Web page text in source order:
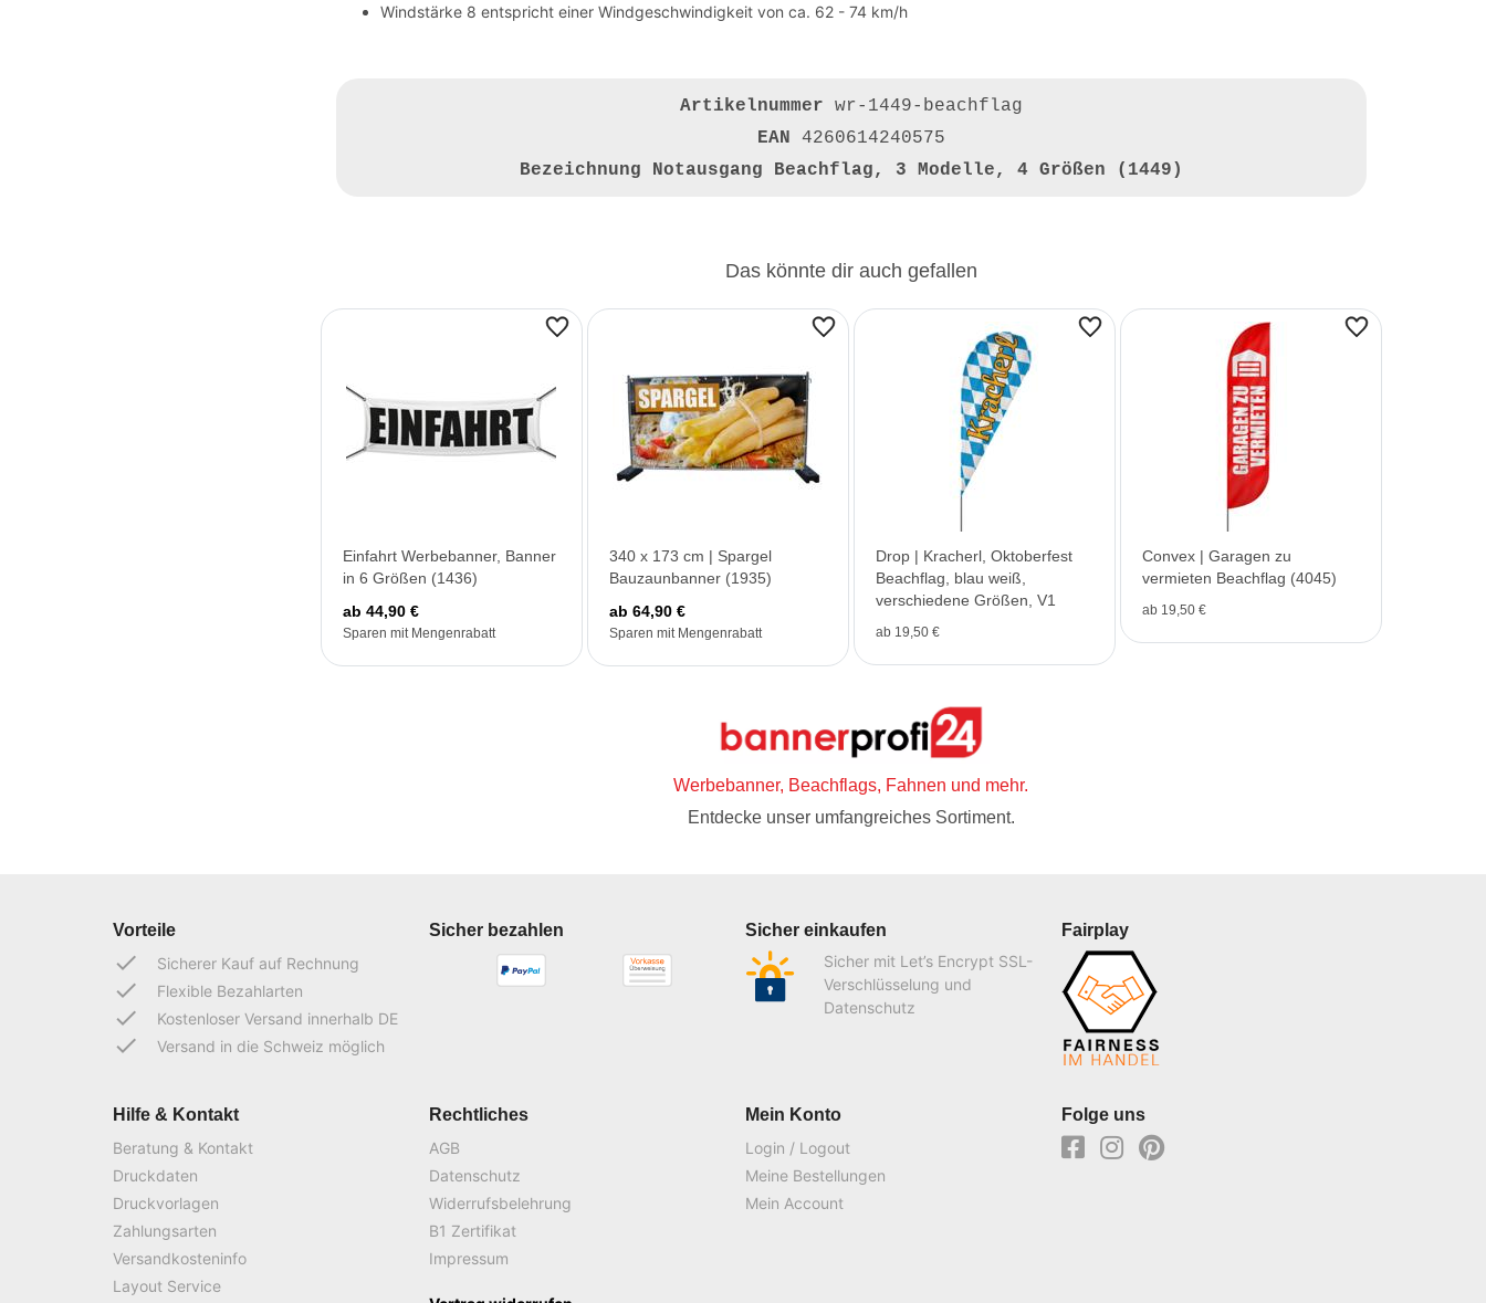
Windstärke 8 entspricht einer Windgeschwindigkeit von ca. 62 - 74 km/h
Artikelnummer wr-1449-beachflag
EAN 4260614240575
Bezeichnung Notausgang Beachflag, 3 Modelle, 4 Größen (1449)
Das könnte dir auch gefallen
Einfahrt Werbebanner, Banner
in 6 Größen (1436)
ab 44,90 €
Sparen mit Mengenrabatt
340 x 173 cm | Spargel
Bauzaunbanner (1935)
ab 64,90 €
Sparen mit Mengenrabatt
Drop | Kracherl, Oktoberfest
Beachflag, blau weiß,
verschiedene Größen, V1
ab 19,50 €
Convex | Garagen zu
vermieten Beachflag (4045)
ab 19,50 €
Werbebanner, Beachflags, Fahnen und mehr.
Entdecke unser umfangreiches Sortiment.
Vorteile
done Sicherer Kauf auf Rechnung
done Flexible Bezahlarten
done Kostenloser Versand innerhalb DE
done Versand in die Schweiz möglich
Sicher bezahlen
Sicher einkaufen
Sicher mit Let’s Encrypt SSL-
Verschlüsselung und
Datenschutz
Fairplay
Hilfe & Kontakt
Beratung & Kontakt
Druckdaten
Druckvorlagen
Zahlungsarten
Versandkosteninfo
Layout Service
Rechtliches
AGB
Datenschutz
Widerrufsbelehrung
B1 Zertifikat
Impressum
Mein Konto
Login / Logout
Meine Bestellungen
Mein Account
Folge uns